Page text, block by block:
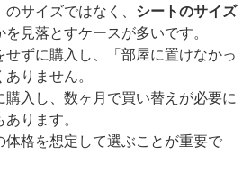
サイズではなく、 シートのサイズ
見落とすケースが多いです。
ずに購入し、「部屋に置けなかっ
りません。
入し、数ヶ月で買い替えが必要に
ります。
格を想定して選ぶことが重要で